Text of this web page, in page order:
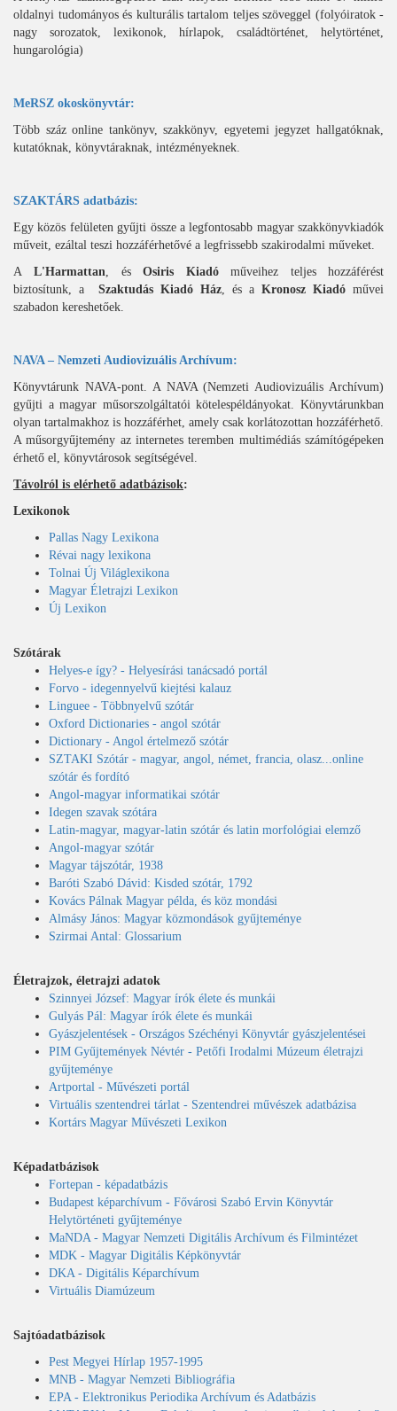
oldalnyi tudományos és kulturális tartalom teljes szöveggel (folyóiratok -
nagy sorozatok, lexikonok, hírlapok, családtörténet, helytörténet,
hungarológia)
MeRSZ okoskönyvtár:
Több száz online tankönyv, szakkönyv, egyetemi jegyzet hallgatóknak,
kutatóknak, könyvtáraknak, intézményeknek.
SZAKTÁRS adatbázis:
Egy közös felületen gyűjti össze a legfontosabb magyar szakkönyvkiadók
műveit, ezáltal teszi hozzáférhetővé a legfrissebb szakirodalmi műveket.
AL'Harmattan, ésOsiris Kiadóműveihez teljes hozzáférést
biztosítunk, a Szaktudás Kiadó Ház, és a Kronosz Kiadó művei
szabadon kereshetőek.
NAVA – Nemzeti Audiovizuális Archívum:
Könyvtárunk NAVA-pont. A NAVA (Nemzeti Audiovizuális Archívum)
gyűjti a magyar műsorszolgáltatói kötelespéldányokat. Könyvtárunkban
olyan tartalmakhoz is hozzáférhet, amely csak korlátozottan hozzáférhető.
A műsorgyűjtemény az internetes teremben multimédiás számítógépeken
érhető el, könyvtárosok segítségével.
Távolról is elérhető adatbázisok:
Lexikonok
Pallas Nagy Lexikona
Révai nagy lexikona
Tolnai Új Világlexikona
Magyar Életrajzi Lexikon
Új Lexikon
Szótárak
Helyes-e így? - Helyesírási tanácsadó portál
Forvo - idegennyelvű kiejtési kalauz
Linguee - Többnyelvű szótár
Oxford Dictionaries - angol szótár
Dictionary - Angol értelmező szótár
SZTAKI Szótár - magyar, angol, német, francia, olasz...online
szótár és fordító
Angol-magyar informatikai szótár
Idegen szavak szótára
Latin-magyar, magyar-latin szótár és latin morfológiai elemző
Angol-magyar szótár
Magyar tájszótár, 1938
Baróti Szabó Dávid: Kisded szótár, 1792
Kovács Pálnak Magyar példa, és köz mondási
Almásy János: Magyar közmondások gyűjteménye
Szirmai Antal: Glossarium
Életrajzok, életrajzi adatok
Szinnyei József: Magyar írók élete és munkái
Gulyás Pál: Magyar írók élete és munkái
Gyászjelentések - Országos Széchényi Könyvtár gyászjelentései
PIM Gyűjtemények Névtér - Petőfi Irodalmi Múzeum életrajzi
gyűjteménye
Artportal - Művészeti portál
Virtuális szentendrei tárlat - Szentendrei művészek adatbázisa
Kortárs Magyar Művészeti Lexikon
Képadatbázisok
Fortepan - képadatbázis
Budapest képarchívum - Fővárosi Szabó Ervin Könyvtár
Helytörténeti gyűjteménye
MaNDA - Magyar Nemzeti Digitális Archívum és Filmintézet
MDK - Magyar Digitális Képkönyvtár
DKA - Digitális Képarchívum
Virtuális Diamúzeum
Sajtóadatbázisok
Pest Megyei Hírlap 1957-1995
MNB - Magyar Nemzeti Bibliográfia
EPA - Elektronikus Periodika Archívum és Adatbázis